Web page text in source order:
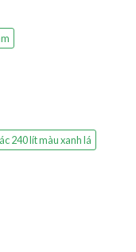
240 lít màu xanh lá